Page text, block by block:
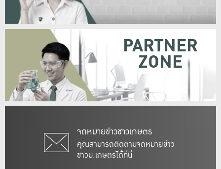
จดหมายข่าวชาวเกษตร
คุณสามารถติดตามจดหมายข่าว
ชาวม.เกษตรได้ที่นี่
PARTNER
ZONE